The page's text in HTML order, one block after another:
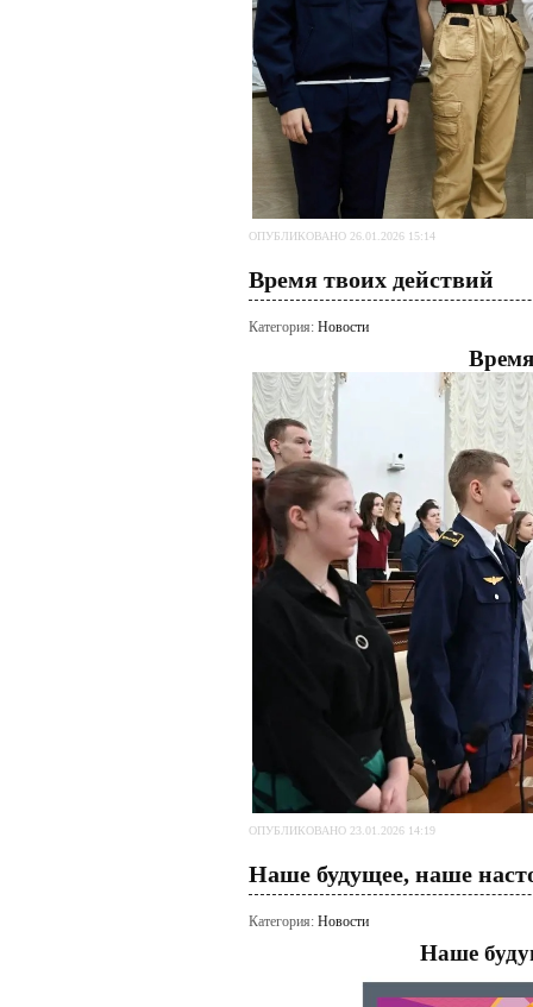
ОПУБЛИКОВАНО 26.01.2026 15:14
Время твоих действий
Категория: Новости
ОПУБЛИКОВАНО 23.01.2026 14:19
Наше будущее, наше
Категория: Новости
Наше